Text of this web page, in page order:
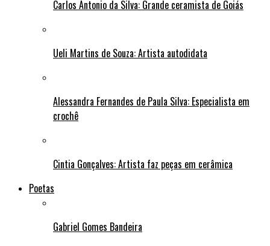
Carlos Antonio da Silva: Grande ceramista de Goiás
Ueli Martins de Souza: Artista autodidata
Alessandra Fernandes de Paula Silva: Especialista em
crochê
Cintia Gonçalves: Artista faz peças em cerâmica
Poetas
Gabriel Gomes Bandeira